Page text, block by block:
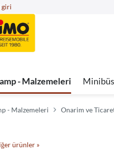
giri
- Malzemeleri
- Malzemeleri Onarim ve
ürünler »